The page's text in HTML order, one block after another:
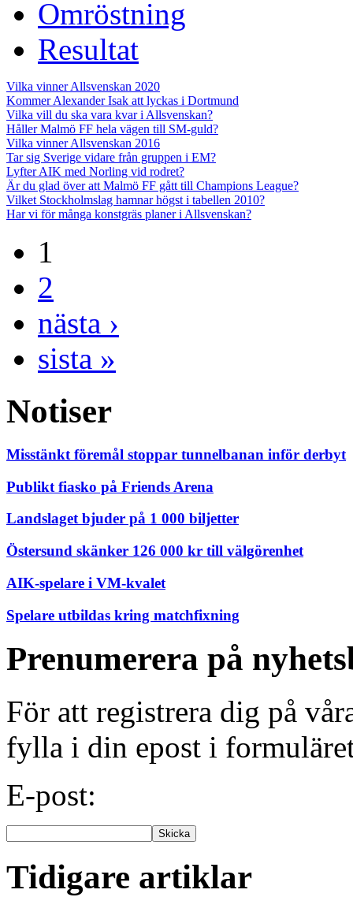
Omröstning
Resultat
Vilka vinner Allsvenskan 2020
Kommer Alexander Isak att lyckas i Dortmund
Vilka vill du ska vara kvar i Allsvenskan?
Håller Malmö FF hela vägen till SM-guld?
Vilka vinner Allsvenskan 2016
Tar sig Sverige vidare från gruppen i EM?
Lyfter AIK med Norling vid rodret?
Är du glad över att Malmö FF gått till Champions League?
Vilket Stockholmslag hamnar högst i tabellen 2010?
Har vi för många konstgräs planer i Allsvenskan?
1
2
nästa ›
sista »
Notiser
Misstänkt föremål stoppar tunnelbanan inför derbyt
Publikt fiasko på Friends Arena
Landslaget bjuder på 1 000 biljetter
Östersund skänker 126 000 kr till välgörenhet
AIK-spelare i VM-kvalet
Spelare utbildas kring matchfixning
Prenumerera på
För att registrera dig på
fylla i din epost i
E-post:
Tidigare artiklar